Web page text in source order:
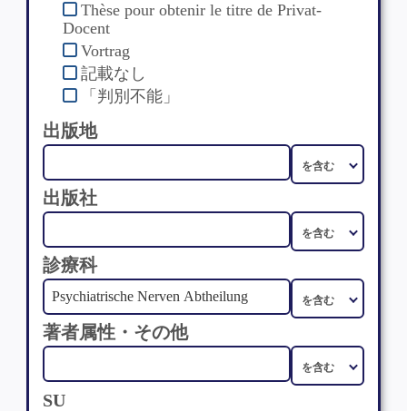
Thèse pour obtenir le titre de Privat-
Docent
Vortrag
記載なし
「判別不能」
出版地
出版社
診療科
著者属性・その他
SU